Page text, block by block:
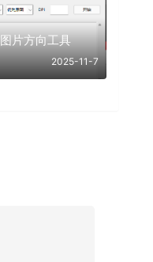
片方向工具
2025-11-7